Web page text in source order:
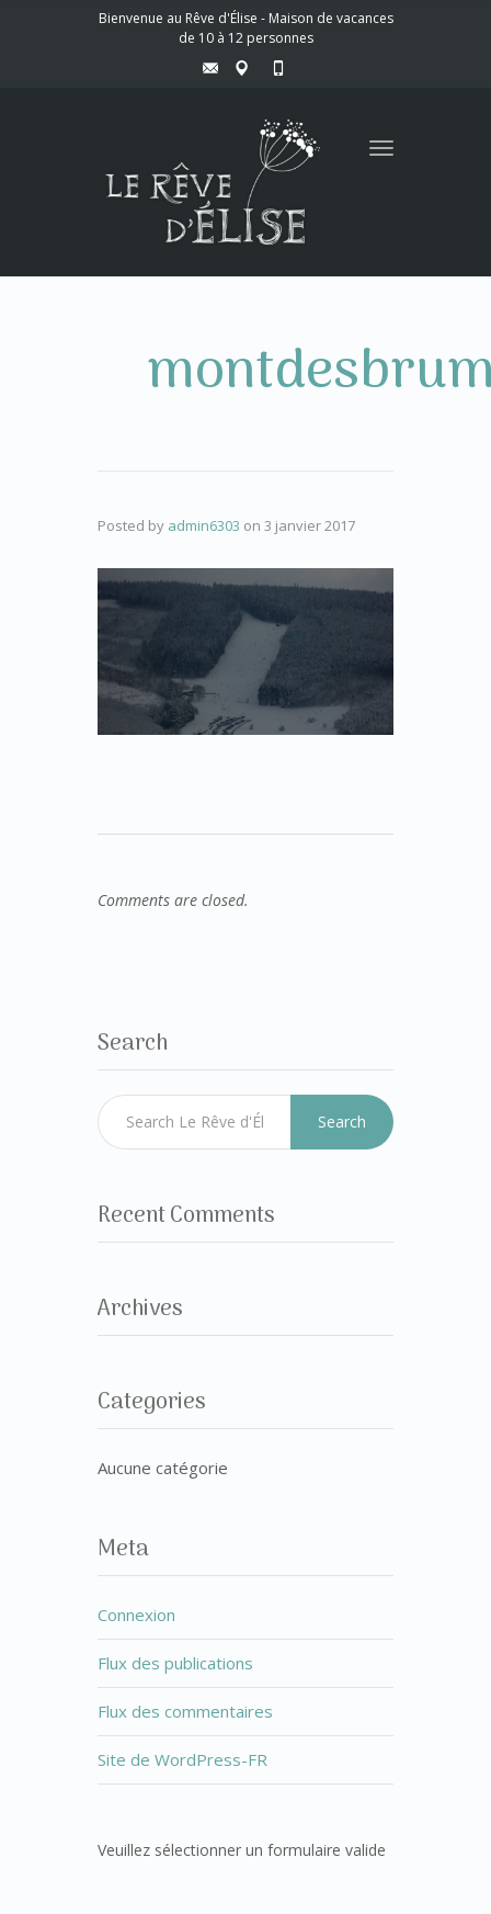
Bienvenue au Rêve d'Élise - Maison de vacances
de 10 à 12 personnes
Toggle
Posted by admin6303 on 3 janvier 2017
Comments are closed.
Search
Search
Recent Comments
Archives
Categories
Aucune catégorie
Meta
Connexion
Flux des publications
Flux des commentaires
Site de WordPress-FR
Veuillez sélectionner un formulaire valide